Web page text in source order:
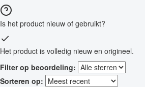
Is het product nieuw of gebruikt?
Het product is volledig nieuw en origineel.
Filter op beoordeling:
Sorteren op: